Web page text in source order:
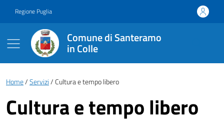
Regione Puglia
Comune di Santeramo
in Colle
Briciole di pane
Home Servizi Cultura e tempo libero
Cultura e tempo libero